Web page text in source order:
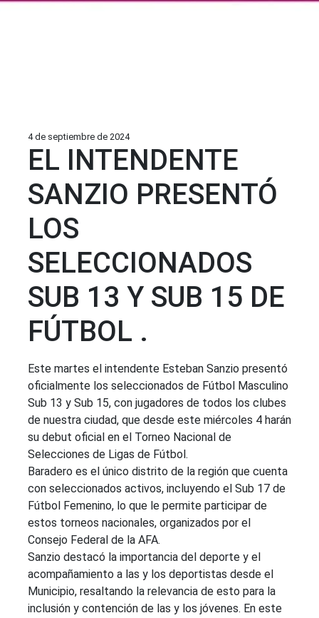
4 de septiembre de 2024
EL INTENDENTE
SANZIO PRESENTÓ
LOS
SELECCIONADOS
SUB 13 Y SUB 15 DE
FÚTBOL .
Este martes el intendente Esteban Sanzio presentó
oficialmente los seleccionados de Fútbol Masculino
Sub 13 y Sub 15, con jugadores de todos los clubes
de nuestra ciudad, que desde este miércoles 4 harán
su debut oficial en el Torneo Nacional de
Selecciones de Ligas de Fútbol.
Baradero es el único distrito de la región que cuenta
con seleccionados activos, incluyendo el Sub 17 de
Fútbol Femenino, lo que le permite participar de
estos torneos nacionales, organizados por el
Consejo Federal de la AFA.
Sanzio destacó la importancia del deporte y el
acompañamiento a las y los deportistas desde el
Municipio, resaltando la relevancia de esto para la
inclusión y contención de las y los jóvenes. En este